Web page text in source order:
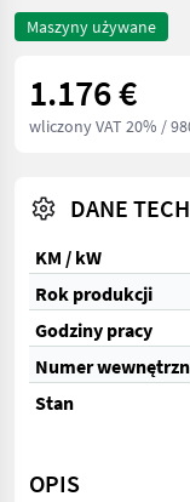
Maszyny używane
1.176 €
wliczony VAT 20% /
DANE
KM / kW
Rok produkcji
Godziny pracy
Numer
Stan
OPIS